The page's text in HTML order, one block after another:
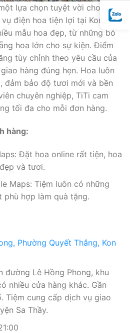
lựa chọn tuyệt vời cho
điện hoa tiện lợi tại Kon
mẫu hoa đẹp, từ những bó
hoa lớn cho sự kiện. Điểm
tùy chỉnh theo yêu cầu của
hàng đúng hẹn. Hoa luôn
đảm bảo độ tươi mới và bền
chuyên nghiệp, TiTi cam
tối đa cho mỗi đơn hàng.
hàng:
Đặt hoa online rất tiện, hoa
và tươi.
Maps: Tiệm luôn có những
phù hợp làm quà tặng.
Phường Quyết Thắng, Kon
đường Lê Hồng Phong, khu
nhiều cửa hàng khác. Gần
Tiệm cung cấp dịch vụ giao
Sa Thầy.